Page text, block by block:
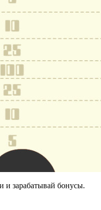
и зарабатывай бонусы.